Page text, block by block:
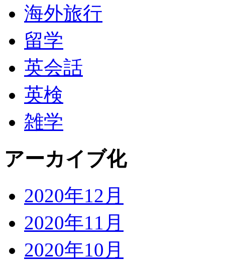
海外旅行
留学
英会話
英検
雑学
アーカイブ化
2020年12月
2020年11月
2020年10月